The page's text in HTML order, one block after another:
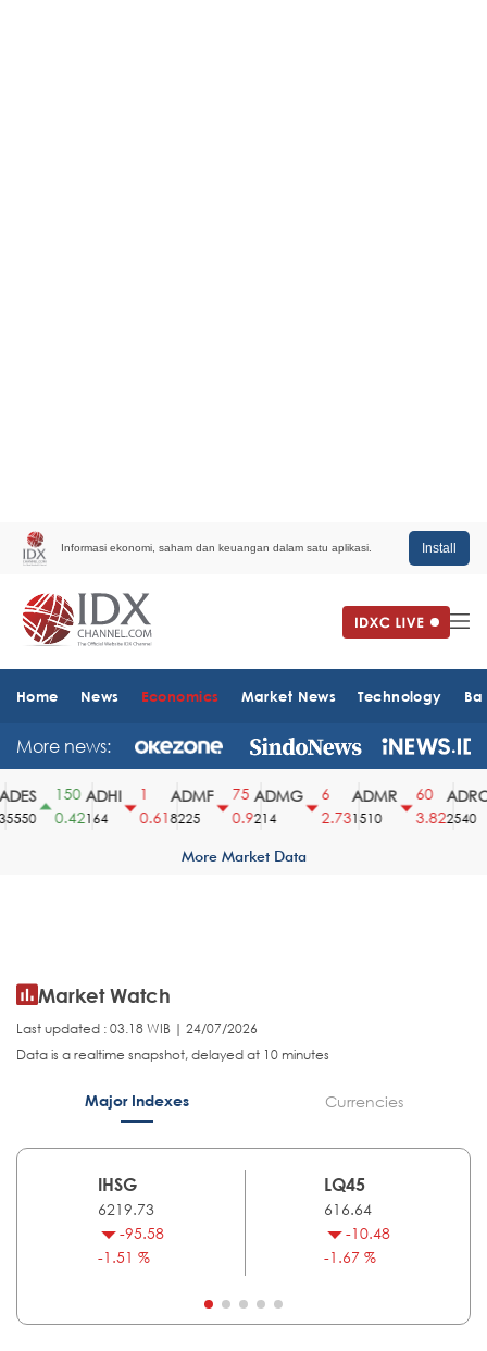
Informasi ekonomi, saham dan keuangan dalam satu aplikasi. Install
Home News Economics Market News Technology
More news:
150
0.42
ADHI
164
0.61
ADMF
8225
75
0.9
ADMG
214
2.73
ADMR
1510
60
3.82
ADRO
2540
More Market Data
Market Watch
Last updated : 03.18 WIB | 24/07/2026
Data is a realtime snapshot, delayed at 10 minutes
Major Indexes Currencies
IHSG
6219.73
-95.58
-1.51 %
LQ45
616.64
-10.48
-1.67 %